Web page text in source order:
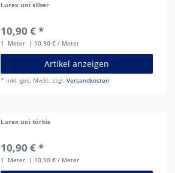
Lurex uni silber
10,90 € *
1 Meter | 10,90 € / Meter
Artikel anzeigen
* inkl. ges. MwSt. zzgl.Versandkosten
Lurex uni türkis
10,90 € *
1 Meter | 10,90 € / Meter